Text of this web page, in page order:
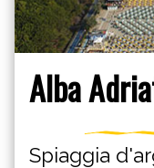
Alba
Spiaggia